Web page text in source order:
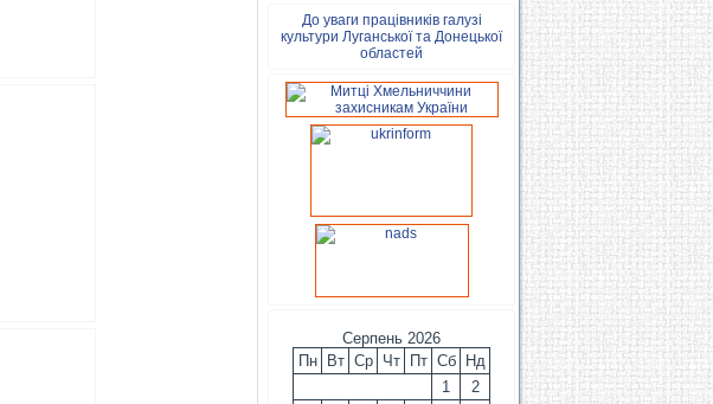
До уваги працівників галузі
культури Луганської та Донецької
областей
Серпень 2026
Пн
Вт Ср Чт Пт Сб
Нд
1
2